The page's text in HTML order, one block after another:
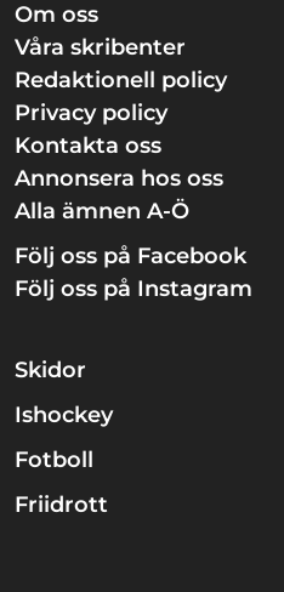
Om oss
Våra skribenter
Redaktionell policy
Privacy policy
Kontakta oss
Annonsera hos oss
Alla ämnen A-Ö
Följ oss på Facebook
Följ oss på Instagram
Skidor
Ishockey
Fotboll
Friidrott